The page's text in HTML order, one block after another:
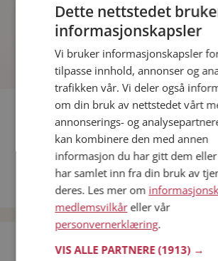
Fler single
Date menn i Norge
Date kvinner i Norge
Bli medlem gratis!
Dette nettstedet
informasjonskapsler
Vi bruker informasjonskapsler
tilpasse innhold, annonser og
trafikken vår. Vi deler også
om din bruk av nettstedet vårt
annonserings- og
kan kombinere den med annen
informasjon du har gitt dem
har samlet inn fra din bruk av
deres. Les mer om
medlemsvilkåreller vår
personvernerklæring.
VIS ALLE PARTNERE(1913) →